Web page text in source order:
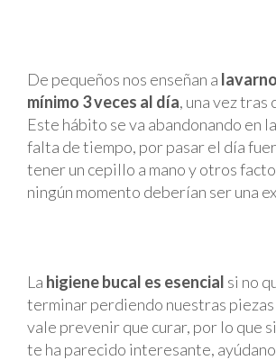
De pequeños nos enseñan a
mínimo 3 veces al día, una vez tras
Este hábito se va abandonando en
falta de tiempo, por pasar el día
tener un cepillo a mano y otros
ningún momento deberían ser una
La higiene bucal es esencial si no
terminar perdiendo nuestras
vale prevenir que curar, por lo que
te ha parecido interesante,